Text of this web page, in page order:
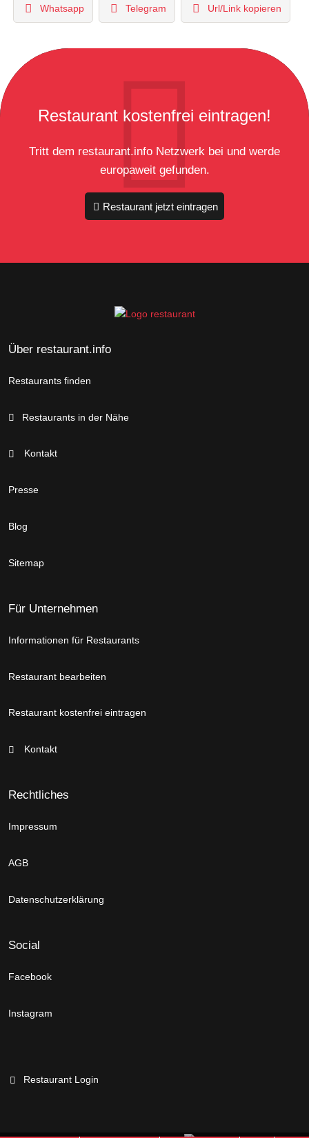
Whatsapp Telegram Url/Link kopieren
Restaurant kostenfrei eintragen!
Tritt dem restaurant.info Netzwerk bei und werde
europaweit gefunden.
Restaurant jetzt eintragen
Über restaurant.info
Restaurants finden
Restaurants in der Nähe
Kontakt
Presse
Blog
Sitemap
Für Unternehmen
Informationen für Restaurants
Restaurant bearbeiten
Restaurant kostenfrei eintragen
Kontakt
Rechtliches
Impressum
AGB
Datenschutzerklärung
Social
Facebook
Instagram
Restaurant Login